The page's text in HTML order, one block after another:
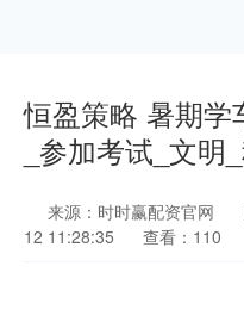
恒盈策略 暑期学
_参加考试_文明
来源：时时赢配资官网
12 11:28:35
查看：110